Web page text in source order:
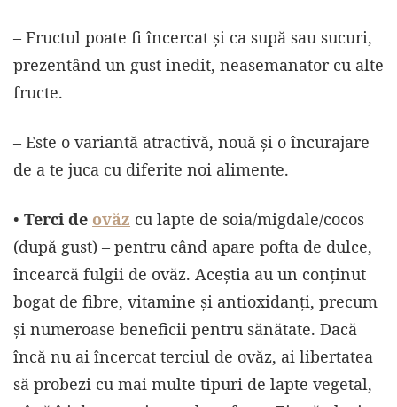
– Fructul poate fi încercat și ca supă sau sucuri,
prezentând un gust inedit, neasemanator cu alte
fructe.
– Este o variantă atractivă, nouă și o încurajare
de a te juca cu diferite noi alimente.
• Terci de ovăz cu lapte de soia/migdale/cocos
(după gust) – pentru când apare pofta de dulce,
încearcă fulgii de ovăz. Aceștia au un conținut
bogat de fibre, vitamine și antioxidanți, precum
și numeroase beneficii pentru sănătate. Dacă
încă nu ai încercat terciul de ovăz, ai libertatea
să probezi cu mai multe tipuri de lapte vegetal,